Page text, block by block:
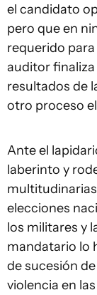
el candidato
pero que en
requerido
auditor
resultados de
otro proceso
Ante el
laberinto y
elecciones
los militares y
mandatario lo
de sucesión
violencia en